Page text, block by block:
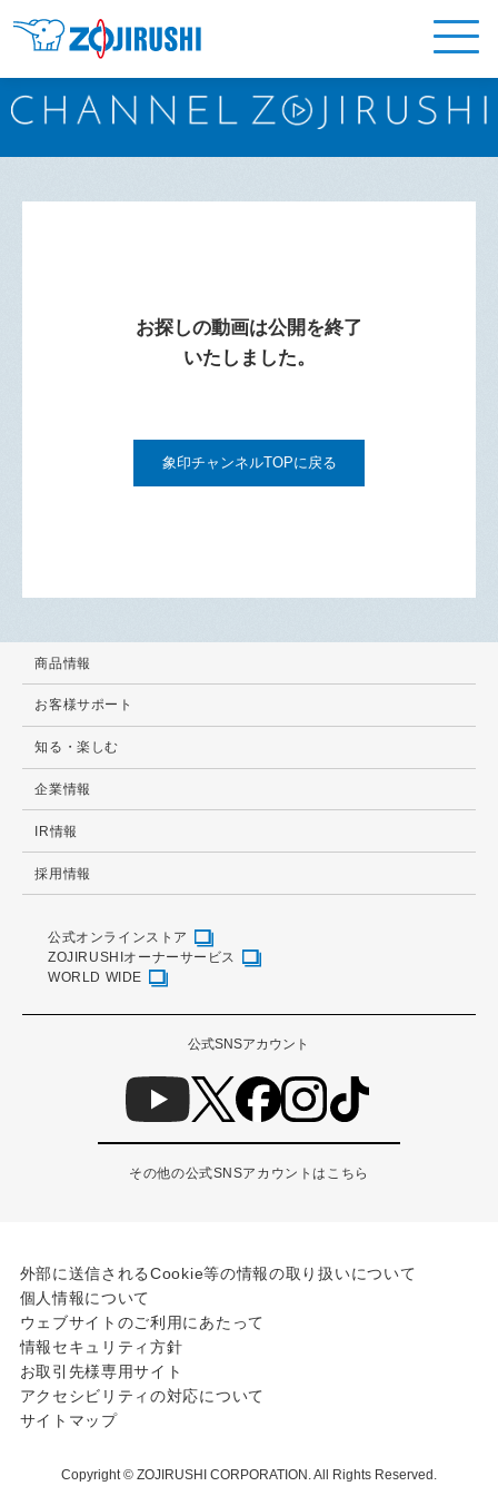
お探しの動画は公開を終了
いたしました。
象印チャンネルTOPに戻る
商品情報
お客様サポート
知る・楽しむ
企業情報
IR情報
採用情報
公式オンラインストア
ZOJIRUSHIオーナーサービス
WORLD WIDE
公式SNSアカウント
その他の公式SNSアカウントはこちら
外部に送信されるCookie等の情報の取り扱いについて
個人情報について
ウェブサイトのご利用にあたって
情報セキュリティ方針
お取引先様専用サイト
アクセシビリティの対応について
サイトマップ
Copyright © ZOJIRUSHI CORPORATION. All Rights Reserved.